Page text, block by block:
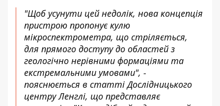
"Щоб усунути цей недолік, нова концепція
пристрою пропонує кулю
мікроспектрометра, що стріляється,
для прямого доступу до областей з
геологічно нерівними формаціями та
екстремальними умовами", -
пояснюється в статті Дослідницького
центру Ленглі, що представляє